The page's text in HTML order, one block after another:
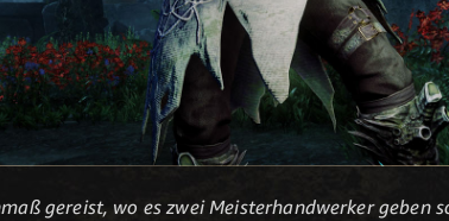
gereist, wo es zwei Meisterhandwerker geben